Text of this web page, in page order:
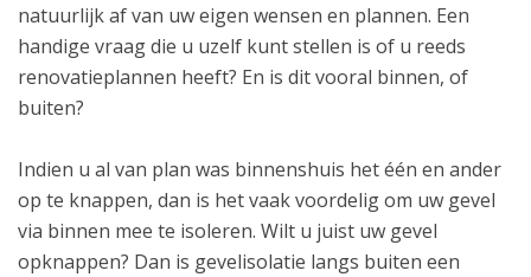
natuurlijk af van uw eigen wensen en plannen. Een
handige vraag die u uzelf kunt stellen is of u reeds
renovatieplannen heeft? En is dit vooral binnen, of
buiten?
Indien u al van plan was binnenshuis het één en ander
op te knappen, dan is het vaak voordelig om uw gevel
via binnen mee te isoleren. Wilt u juist uw gevel
opknappen? Dan is gevelisolatie langs buiten een